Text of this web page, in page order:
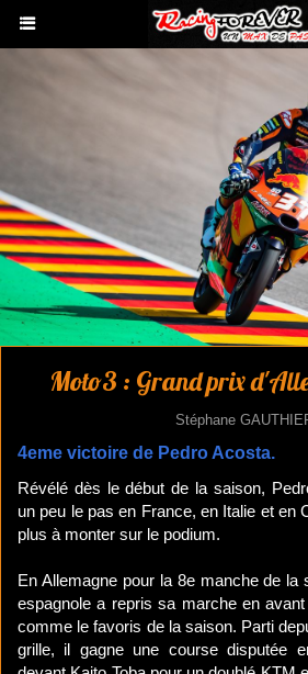
Moto3 : Grand prix
Stéphane
4eme victoire de Pedro Acosta.
Révélé dès le début de la saison,
un peu le pas en France, en Italie et en
plus à monter sur le podium.
En Allemagne pour la 8e manche de la
espagnole a repris sa marche en
comme le favoris de la saison. Parti
grille, il gagne une course disputée